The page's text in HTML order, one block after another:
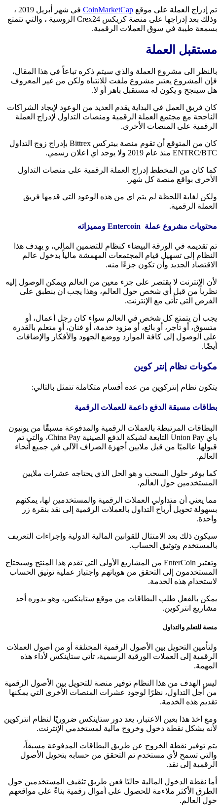
تم إدراج العملة على موقع CoinMarketCap
في شهر أبريل 2019 ،
وذلك بعد إدراجها على منصة كريكس Crex24 الروسية ، والتي تتمتع
بسمعة طيبة في سوق العملات الرقمية.
مستقبل العملة
بالنظر الى مشروع العملة والذي سيتم ذكره تباعاً في هذا المقال،
فإن المشروع يعتبر مشروع ملفت للانتباه ولكن من غير المعروف
هل سينجح و يكون له مستقبل باهر أو لا.
كان فريق العمل في البداية يقدم العديد من الوعود لإيجاد الشراكات
الناجحة مع مجتمع العملة الرقمية ومنصات التداول لإدراج العملة
الرقمية على المنصات الأخرى.
كان من المتوقع أن تقوم منصة بيتركس Bittrex بإدراج زوج التداول
ENTRC/BTC منذ عام 2019 ولا يوجد اي اعلان رسمي.
كما كان من المخطط إدراج العملة الرقمية على منصات التداول
الأخرى بواقع منصة كل شهر.
ولكن لغاية اللحظة لم يتم اي من هذه الوعود التي قدمها فريق
العملة الرقمية.
محتويات مشروع عملة Entercoin ومميزاته
تم تقديمه في الورقة البيضاء كنظام للتضمين المالي، و يهدف هذا
النظام إلى تسهيل قيام المجتمعات المهمشة مالياً بدخول عالم
الاقتصاد الجديد وأن تكون جزءًا منه.
لأن الإنترنت لا يقتصر على جزء معين من العالم ويمكن الوصول إليه
نظرياً من قبل أي شخص حول العالم، وهذا يجب ان ينطبق على
الفرص التي تأتي مع الإنترنت.
يجب أن يتمتع كل شخص في العالم سواء كان رجل أعمال، أو
متسوق، أو تاجر، أو بائع، أو مزود خدمة، أو فنان، أو متعلم بالقدرة
على الوصول إلى كافة الموارد ووضع الجهود والأفكار والإضافات
أيضًا.
مكونات نظام إنتر كوين
يتكون نظام إنتركوين من عدة أقسام متكاملة تتمثل بالتالي:
بطاقات مسبقة الدفع داعمة للعملات الرقمية
البطاقات المرتبطة بالعملات الرقمية والمدفوعة مسبقًا من يونيون
باي Union Pay التابعة لشبكة الدفع الصينية China Pay، والتي تم
قبولها عالميًا من قبل ملايين أجهزة الصراف الآلي في جميع أنحاء
العالم.
كما يوفر حلول السحب و هو الحل الذي يحتاجه عشرات ملايين
المستخدمين حول العالم.
مما يعني أن متداولي العملات الرقمية والمستخدمين لها، يمكنهم
بسهولة تحويل أرباح التداول بالعملات الرقمية إلى نقد بنقرة زر
واحدة.
سيكون ذلك بعد الامتثال للقوانين المالية الدولية وإجراءات التعريف
بالمستخدم وتوثيق الحساب.
وتعتبر EnterCoin من المشاريع الأولى التي تقدم هذا المنتج وسيحتاج
المستخدمون إلى التحقق من هوياتهم واجتياز عملية توثيق الحساب
لاستخدام هذه الخدمة.
يمكن بالفعل طلب البطاقات من موقع ستاينكس، وهو بدوره أحد
مشاريع انتركوين.
منصة للتعلم والتداول
ولتأمين التحويل بين الأصول الرقمية المختلفة أو من أصول العملات
الرقمية إلى العملات الورقية الرسمية، تأتي ستاينكس لأداء هذه
المهمة.
ليس الهدف من هذا النظام توفير منصة للتحويل بين الأصول الرقمية
من أجل التداول، نظرًا لوجود عشرات المنصات الأخرى التي يمكنها
تقديم هذه الخدمة.
ومع اخذ هذا بعين الاعتبار، يعد دور ستاينكس ضروريًا لنظام انتركوين
لأنه يشكل نقطة دخول وخروج مالية لمستخدمي الإنترنت.
يتم توفير نقطة الخروج عن طريق البطاقات المدفوعة مسبقاً،
والتي تسمح لأي مستخدم تم التحقق من حسابه بتحويل الأصول
الرقمية إلى نقد.
أما نقطة الدخول المالية حاليًا فعن طريق تثقيف المستخدمين حول
الطرق الأكثر ملاءمة للحصول على أموال رقمية بناءً على مواقعهم
حول العالم.